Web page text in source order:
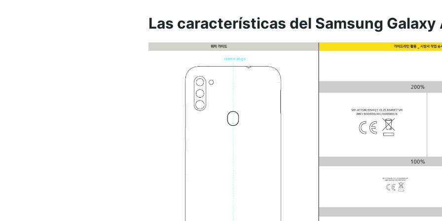
Las características del Samsung Galaxy